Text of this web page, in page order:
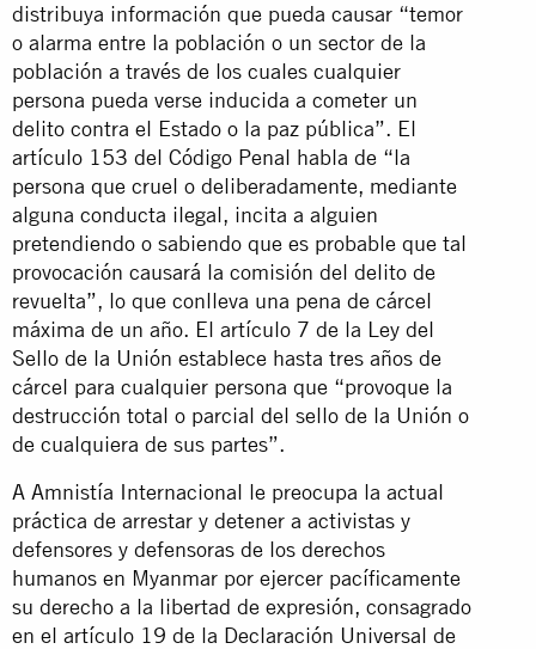
distribuya información que pueda causar “temor
o alarma entre la población o un sector de la
población a través de los cuales cualquier
persona pueda verse inducida a cometer un
delito contra el Estado o la paz pública”. El
artículo 153 del Código Penal habla de “la
persona que cruel o deliberadamente, mediante
alguna conducta ilegal, incita a alguien
pretendiendo o sabiendo que es probable que tal
provocación causará la comisión del delito de
revuelta”, lo que conlleva una pena de cárcel
máxima de un año. El artículo 7 de la Ley del
Sello de la Unión establece hasta tres años de
cárcel para cualquier persona que “provoque la
destrucción total o parcial del sello de la Unión o
de cualquiera de sus partes”.
A Amnistía Internacional le preocupa la actual
práctica de arrestar y detener a activistas y
defensores y defensoras de los derechos
humanos en Myanmar por ejercer pacíficamente
su derecho a la libertad de expresión, consagrado
en el artículo 19 de la Declaración Universal de